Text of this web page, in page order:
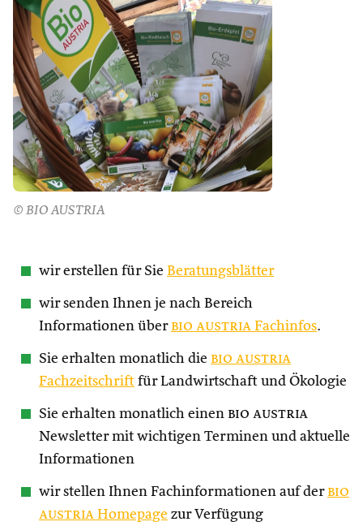
© BIO AUSTRIA
wir erstellen für Sie Beratungsblätter
wir senden Ihnen je nach Bereich
Informationen über bio austria Fachinfos.
Sie erhalten monatlich die bio austria
Fachzeitschrift für Landwirtschaft und Ökologie
Sie erhalten monatlich einen bio austria
Newsletter mit wichtigen Terminen und aktuelle
Informationen
wir stellen Ihnen Fachinformationen auf der bio
austria Homepage zur Verfügung